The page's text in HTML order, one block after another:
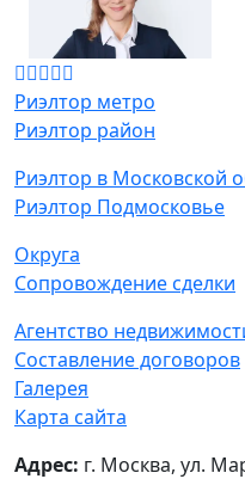
Риэлтор метро
Риэлтор район
Риэлтор в Московской
Риэлтор Подмосковье
Округа
Сопровождение сделки
Агентство
Составление договоров
Галерея
Карта сайта
Адрес: г. Москва, ул.